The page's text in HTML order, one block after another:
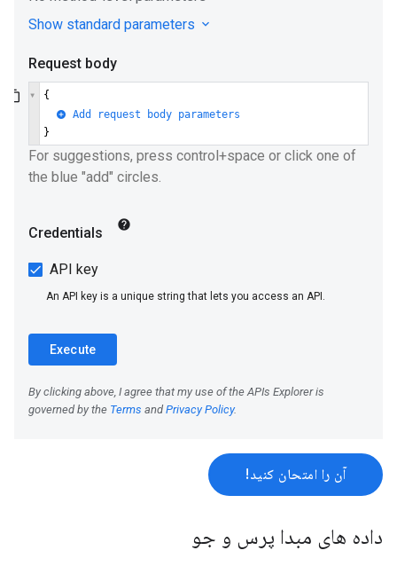
آن را امتحان کنید!
داده های مبدا پرس و جو